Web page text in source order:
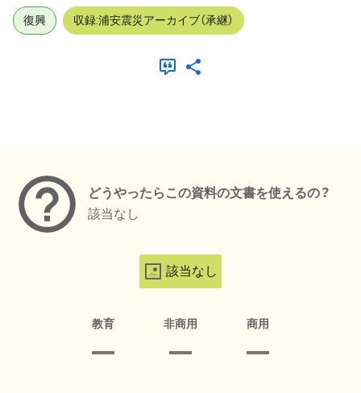
復興 収録:浦安震災アーカイブ（承継）
どうやったらこの資料の文書を使えるの？
該当なし
該当なし
教育 非商用 商用